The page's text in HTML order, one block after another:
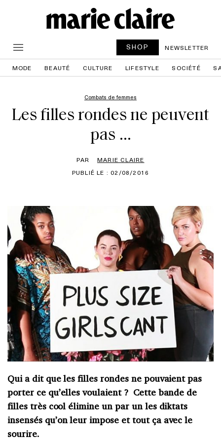
SHOP NEWSLETTER
MODE BEAUTÉ CULTURE LIFESTYLE SOCIÉTÉ
Combats de femmes
Les filles rondes ne peuvent
pas …
PAR
MARIE CLAIRE
PUBLIÉ LE : 02/08/2016
Qui a dit que les filles rondes ne pouvaient pas
porter ce qu’elles voulaient ? Cette bande de
filles très cool élimine un par un les diktats
insensés qu’on leur impose et tout ça avec le
sourire.